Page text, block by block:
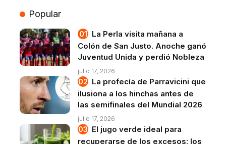
Popular
La Perla visita mañana a
Colón de San Justo. Anoche ganó
Juventud Unida y perdió Nobleza
julio 17, 2026
La profecía de Parravicini que
ilusiona a los hinchas antes de
las semifinales del Mundial 2026
julio 17, 2026
El jugo verde ideal para
recuperarse de los excesos: los